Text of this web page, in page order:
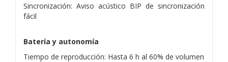
Sincronización: Aviso acústico BIP de sincronización
fácil
Batería y autonomía
Tiempo de reproducción: Hasta 6 h al 60% de volumen